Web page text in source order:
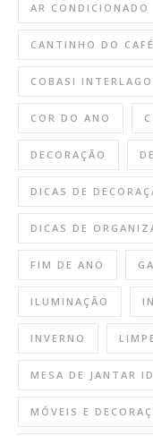
AR CONDICIONADO
CANTINHO DO CAFÉ
COBASI
COR DO ANO
DECORAÇÃO
DICAS DE
DICAS DE
FIM DE ANO
ILUMINAÇÃO
INVERNO
MESA DE JANTAR
MÓVEIS E